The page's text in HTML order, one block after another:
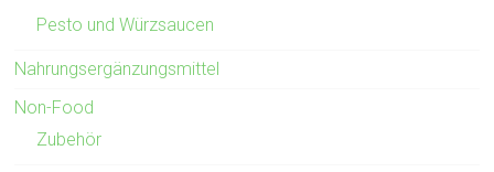
Pesto und Würzsaucen
Nahrungsergänzungsmittel
Non-Food
Zubehör